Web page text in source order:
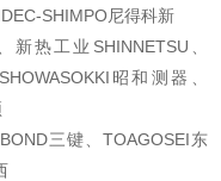
SHIMPO尼得科新
热工业SHINNETSU、
SHOWASOKKI昭和测器、
三键、TOAGOSEI东